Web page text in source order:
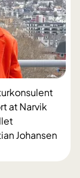
at Narvik
Johansen